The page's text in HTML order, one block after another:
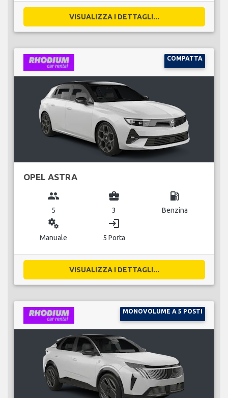
VISUALIZZA I DETTAGLI...
COMPATTA
OPEL ASTRA
group
5
business_center
3
local_gas_station
Benzina
miscellaneous_services
Manuale
login
5 Porta
VISUALIZZA I DETTAGLI...
MONOVOLUME A 5 POSTI